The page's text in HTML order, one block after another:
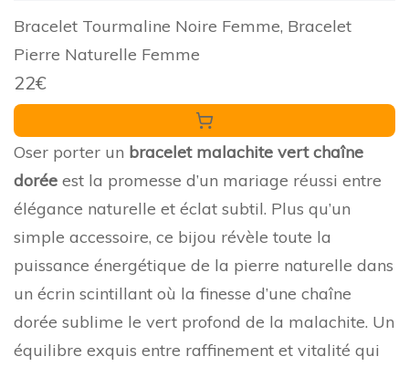
Bracelet Tourmaline Noire Femme, Bracelet
Pierre Naturelle Femme
22€
Oser porter un bracelet malachite vert chaîne
dorée est la promesse d’un mariage réussi entre
élégance naturelle et éclat subtil. Plus qu’un
simple accessoire, ce bijou révèle toute la
puissance énergétique de la pierre naturelle dans
un écrin scintillant où la finesse d’une chaîne
dorée sublime le vert profond de la malachite. Un
équilibre exquis entre raffinement et vitalité qui